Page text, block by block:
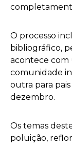
O processo
bibliográfico,
acontece com
comunidade
outra para pais
dezembro.
Os temas
poluição,